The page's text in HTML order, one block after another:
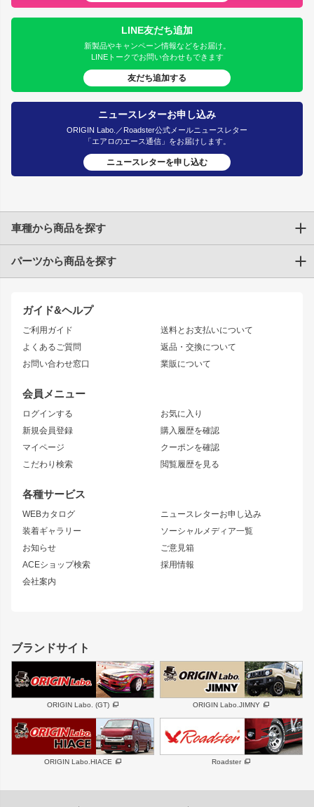
LINE友だち追加
新製品やキャンペーン情報などをお届け。
LINEトークでお問い合わせもできます
友だち追加する
ニュースレターお申し込み
ORIGIN Labo.／Roadster公式メールニュースレター
「エアロのエース通信」をお届けします。
ニュースレターを申し込む
ガイド&ヘルプ
ご利用ガイド
よくあるご質問
お問い合わせ窓口
送料とお支払いについて
返品・交換について
業販について
会員メニュー
ログインする
新規会員登録
マイページ
こだわり検索
お気に入り
購入履歴を確認
クーポンを確認
閲覧履歴を見る
各種サービス
WEBカタログ
装着ギャラリー
お知らせ
ACEショップ検索
会社案内
ニュースレターお申し込み
ソーシャルメディア一覧
ご意見箱
採用情報
車種から商品を探す
トヨタ
JZX90 CHASER
JZX110 MARK II
JZX100 MARK II
JZX90 MARK II
トレノ
マークX
アリスト
ソアラ
アルテッツァ
ニッサン
S15 シルビア
S14 シルビア 後期
S13 シルビア
180SX
シルエイティ
ワンビア
ローレル
セフィーロ
キャラバン
スズキ
GS350
SC
スバル 三菱
デリカ D:5
軽自動車 汎用
パーツから商品を探す
エアロシリーズ
ドリフトライン
風神
雷神
レーシングライン
アタックライン
ストリームライン
リアウイング
ジムニーパーツ
ホイール
MUD-S7
MUD-SR7
まつど家 鉄漢
ボンネット
フェンダー
サイドパーツ
リアゲート
メンテナンスパーツ
ハイエースパーツ
ホイール
DAYTONA-RS
DAYTONA-RS NEO
エアロシリーズ
ブランドサイト
ORIGIN Labo. (GT) ORIGIN Labo.JIMNY
ORIGIN Labo.HIACE Roadster